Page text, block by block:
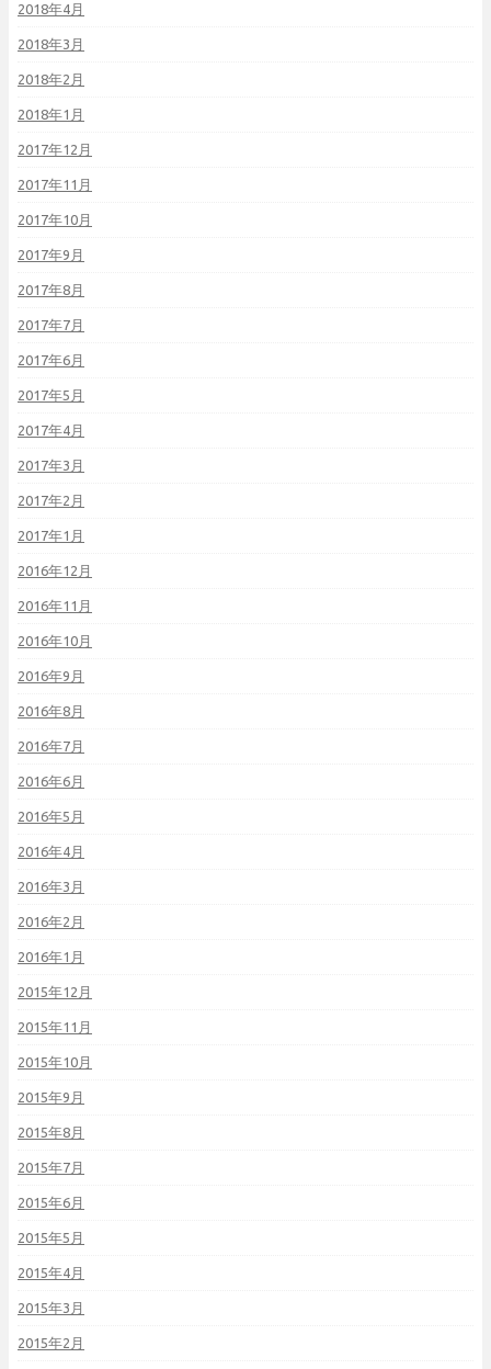
2018年4月
2018年3月
2018年2月
2018年1月
2017年12月
2017年11月
2017年10月
2017年9月
2017年8月
2017年7月
2017年6月
2017年5月
2017年4月
2017年3月
2017年2月
2017年1月
2016年12月
2016年11月
2016年10月
2016年9月
2016年8月
2016年7月
2016年6月
2016年5月
2016年4月
2016年3月
2016年2月
2016年1月
2015年12月
2015年11月
2015年10月
2015年9月
2015年8月
2015年7月
2015年6月
2015年5月
2015年4月
2015年3月
2015年2月